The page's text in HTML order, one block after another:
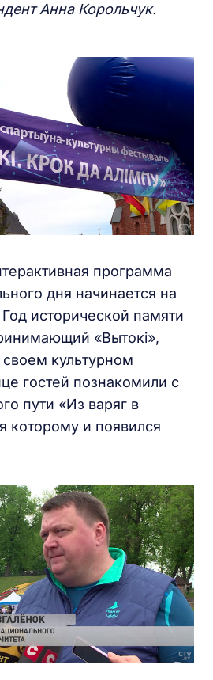
Анна Корольчук.
программа
дня начинается на
исторической памяти
«Вытокі»,
культурном
гостей познакомили с
пути «Из варяг в
которому и появился